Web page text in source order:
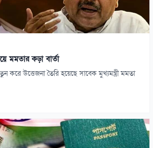
মমতার কড়া বার্তা
করে উত্তেজনা তৈরি হয়েছে সাবেক মুখ্যমন্ত্রী মমতা